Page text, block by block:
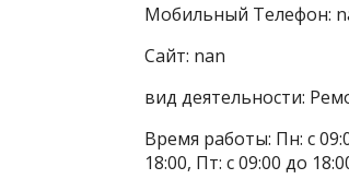
Мобильный Телефон:
Сайт: nan
вид деятельности:
Время работы: Пн: с
18:00, Пт: с 09:00 до